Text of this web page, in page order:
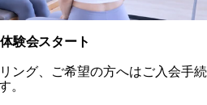
体験会スタート
ング、ご希望の方へはご入会手続
。